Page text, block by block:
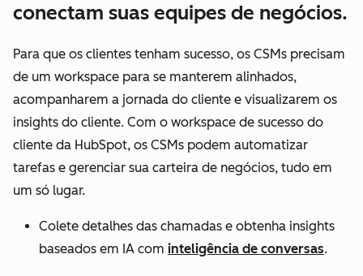
conectam suas equipes de negócios.
Para que os clientes tenham sucesso, os CSMs precisam
de um workspace para se manterem alinhados,
acompanharem a jornada do cliente e visualizarem os
insights do cliente. Com o workspace de sucesso do
cliente da HubSpot, os CSMs podem automatizar
tarefas e gerenciar sua carteira de negócios, tudo em
um só lugar.
Colete detalhes das chamadas e obtenha insights
baseados em IA com inteligência de conversas.